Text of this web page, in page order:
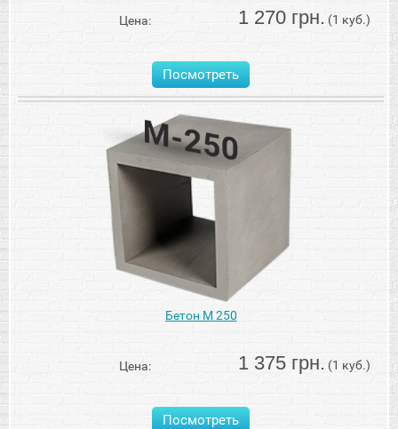
Цена: 1 270 грн. (1 куб.)
Посмотреть
Бетон М 250
Цена: 1 375 грн. (1 куб.)
Посмотреть